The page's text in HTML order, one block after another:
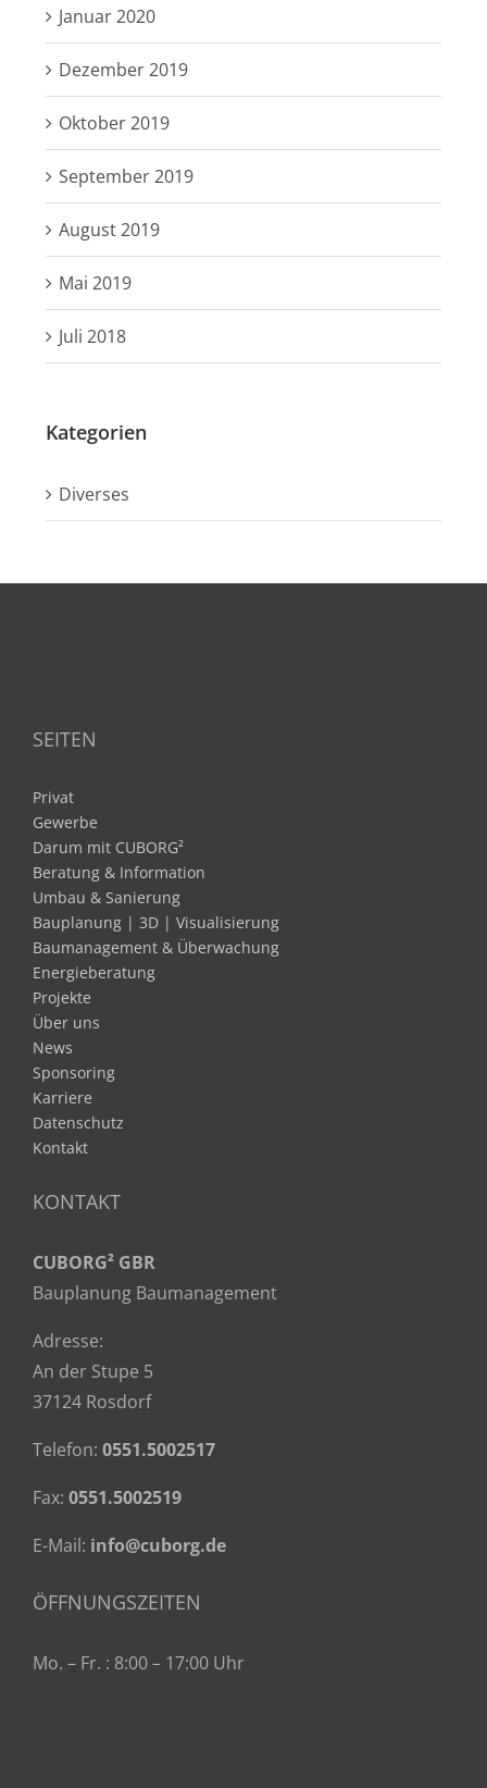
Januar 2020
Dezember 2019
Oktober 2019
September 2019
August 2019
Mai 2019
Juli 2018
Kategorien
Diverses
SEITEN
Privat
Gewerbe
Darum mit CUBORG²
Beratung & Information
Umbau & Sanierung
Bauplanung | 3D | Visualisierung
Baumanagement & Überwachung
Energieberatung
Projekte
Über uns
News
Sponsoring
Karriere
Datenschutz
Kontakt
KONTAKT
CUBORG² GBR
Bauplanung Baumanagement
Adresse:
An der Stupe 5
37124 Rosdorf
Telefon: 0551.5002517
Fax: 0551.5002519
E-Mail: info@cuborg.de
ÖFFNUNGSZEITEN
Mo. – Fr. : 8:00 – 17:00 Uhr